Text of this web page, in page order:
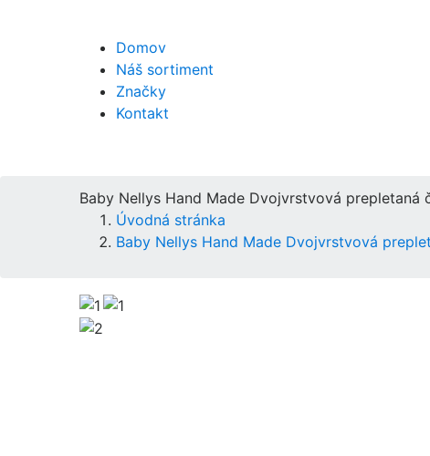
Domov
Náš sortiment
Značky
Kontakt
Baby Nellys Hand Made Dvojvrstvová prepletaná
Úvodná stránka
Baby Nellys Hand Made Dvojvrstvová